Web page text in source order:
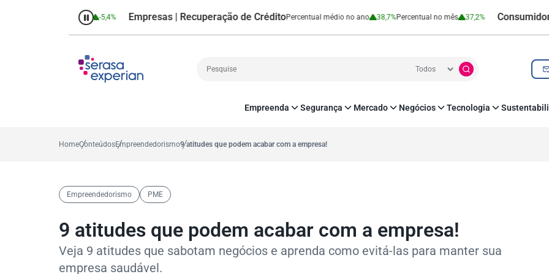
-5,4% Empresas | Recuperação de Crédito Percentual médio no ano 38,7%Percentual no mês 37,2% Consumidor |
Empreenda
Crédito
Marketing
Segurança
Proteção de Dados
Mercado Negócios Tecnologia
HomeConteúdosEmpreendedorismo9 atitudes que podem acabar com a empresa!
Empreendedorismo PME
9 atitudes que podem acabar com a empresa!
Veja 9 atitudes que sabotam negócios e aprenda como evitá-las para manter sua
empresa saudável.